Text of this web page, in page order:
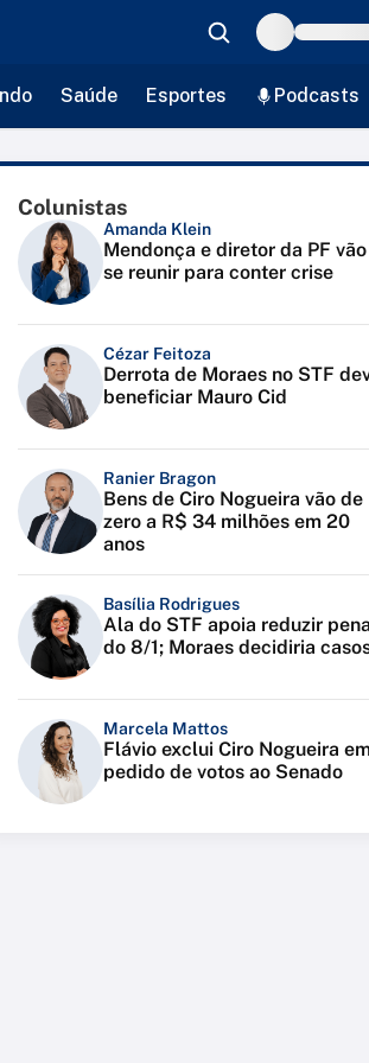
Saúde Esportes Podcasts
Colunistas
Amanda Klein
Mendonça e diretor da PF vão
se reunir para conter crise
Cézar Feitoza
Derrota de Moraes no STF
beneficiar Mauro Cid
Ranier Bragon
Bens de Ciro Nogueira vão de
zero a R$ 34 milhões em 20
anos
Basília Rodrigues
Ala do STF apoia reduzir pena
do 8/1; Moraes decidiria
Marcela Mattos
Flávio exclui Ciro Nogueira
pedido de votos ao Senado